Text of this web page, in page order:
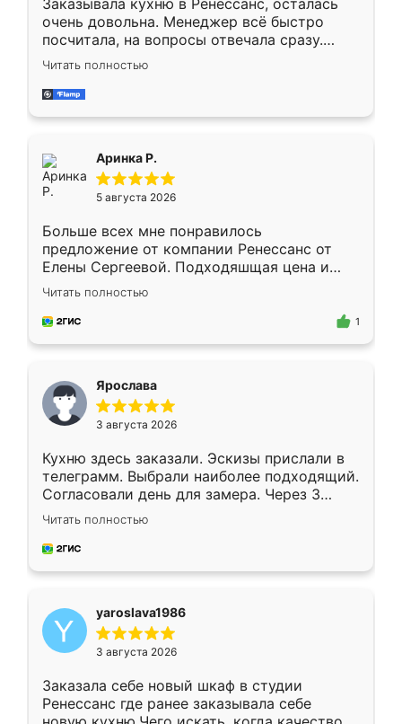
Заказывала кухню в Ренессанс, осталась
очень довольна. Менеджер всё быстро
посчитала, на вопросы отвечала сразу.
Замерщик приехал в субботу, подошёл к
делу со всей ответственностью. Собрали
за день, ребята работали аккуратно, даже
Читать полностью
Аринка Р.
5 августа 2026
Больше всех мне понравилось
предложение от компании Ренессанс от
Елены Сергеевой. Подходяшщая цена и
короткие сроки изготовления. Приехавший
для замера сотрудник Владислав
предложил по моему эскизу самый
Читать полностью
1
Ярослава
3 августа 2026
Кухню здесь заказали. Эскизы прислали в
телеграмм. Выбрали наиболее подходящий.
Согласовали день для замера. Через 3
недели кухня была уже готова. Остались
довольны работой. Спасибо Ренессанс
мебель за качественную работу!
Читать полностью
yaroslava1986
3 августа 2026
Заказала себе новый шкаф в студии
Ренессанс где ранее заказывала себе